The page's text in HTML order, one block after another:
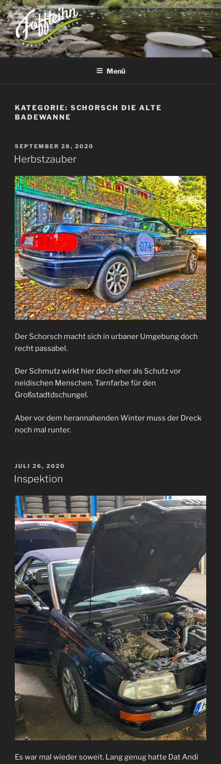
Zum
Inhalt
springen
TEAM FOFFTEIHN
– nordic rally crew –
Menü
KATEGORIE: SCHORSCH DIE ALTE
BADEWANNE
VERÖFFENTLICHT
AM
SEPTEMBER 28, 2020
Herbstzauber
Der Schorsch macht sich in urbaner Umgebung doch
recht passabel.
Der Schmutz wirkt hier doch eher als Schutz vor
neidischen Menschen. Tarnfarbe für den
Großstadtdschungel.
Aber vor dem herannahenden Winter muss der Dreck
noch mal runter.
VERÖFFENTLICHT
AM
JULI 26, 2020
Inspektion
Es war mal wieder soweit. Lang genug hatte Dat Andi